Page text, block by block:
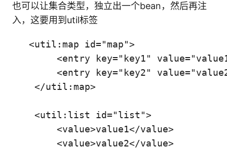
也可以让集合类型，独立出一个bean，然后再注
入，这要用到util标签
<util:map id="map">
<entry key="key1"
<entry key="key2"
</util:map>
<util:list id="list">
<value>value1</value>
<value>value2</value>